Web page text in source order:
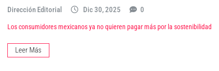
Dirección Editorial Dic 30, 2025 0
Los consumidores mexicanos ya no quieren pagar más por la sostenibilidad
Leer Más